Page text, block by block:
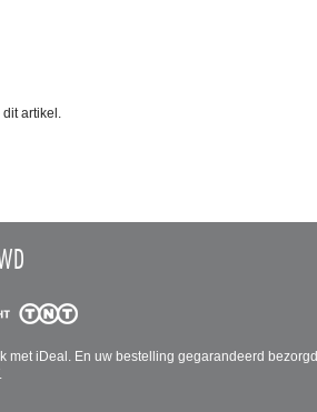
artikel.
met iDeal. En uw bestelling gegarandeerd